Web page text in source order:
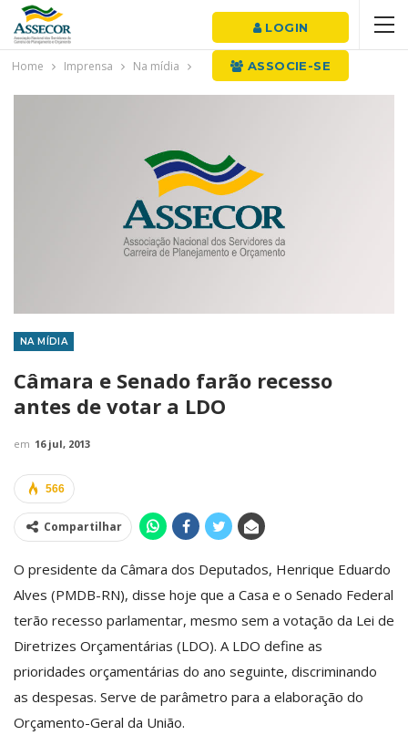
LOGIN
ASSOCIE-SE
Home Imprensa Na mídia
NA MÍDIA
Câmara e Senado farão recesso
antes de votar a LDO
em 16 jul, 2013
566
Compartilhar
O presidente da Câmara dos Deputados, Henrique Eduardo
Alves (PMDB-RN), disse hoje que a Casa e o Senado Federal
terão recesso parlamentar, mesmo sem a votação da Lei de
Diretrizes Orçamentárias (LDO). A LDO define as
prioridades orçamentárias do ano seguinte, discriminando
as despesas. Serve de parâmetro para a elaboração do
Orçamento-Geral da União.